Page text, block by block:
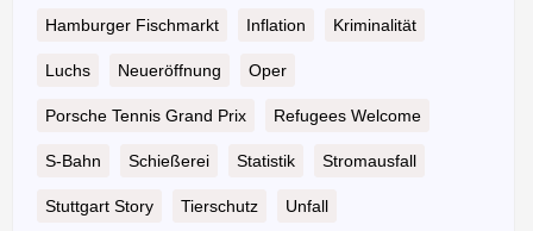
Hamburger Fischmarkt Inflation Kriminalität
Luchs Neueröffnung Oper
Porsche Tennis Grand Prix Refugees Welcome
S-Bahn Schießerei Statistik Stromausfall
Stuttgart Story Tierschutz Unfall